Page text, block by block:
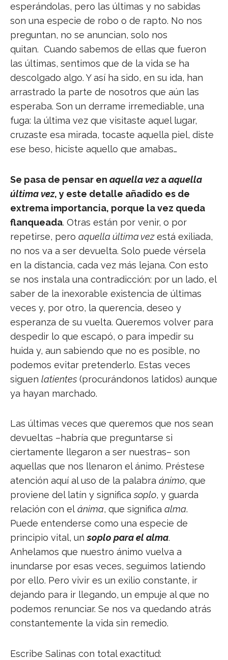
esperándolas, pero las últimas y no sabidas
son una especie de robo o de rapto. No nos
preguntan, no se anuncian, solo nos
quitan. Cuando sabemos de ellas que fueron
las últimas, sentimos que de la vida se ha
descolgado algo. Y así ha sido, en su ida, han
arrastrado la parte de nosotros que aún las
esperaba. Son un derrame irremediable, una
fuga: la última vez que visitaste aquel lugar,
cruzaste esa mirada, tocaste aquella piel, diste
ese beso, hiciste aquello que amabas…
Se pasa de pensar en aquella vezaaquella
última vez, y este detalle añadido es de
extrema importancia, porque lavez queda
flanqueada. Otras están por venir, o por
repetirse, pero aquella última vezestá exiliada,
no nos va a ser devuelta. Solo puede vérsela
en la distancia, cada vez más lejana. Con esto
se nos instala una contradicción: por un lado, el
saber de la inexorable existencia de últimas
veces y, por otro, la querencia, deseo y
esperanza de su vuelta. Queremos volver para
despedir lo que escapó, o para impedir su
huida y, aun sabiendo que no es posible, no
podemos evitar pretenderlo. Estas veces
siguen latientes (procurándonos latidos) aunque
ya hayan marchado.
Las últimas veces que queremos que nos sean
devueltas –habría que preguntarse si
ciertamente llegaron a ser nuestras– son
aquellas que nos llenaron el ánimo. Préstese
atención aquí al uso de la palabra ánimo, que
proviene del latín y significasoplo, y guarda
relación con elánima, que significa alma.
Puede entenderse como una especie de
principio vital, unsoplo para el alma.
Anhelamos que nuestro ánimo vuelva a
inundarse por esas veces, seguimos latiendo
por ello. Pero vivir es un exilio constante, ir
dejando para ir llegando, un empuje al que no
podemos renunciar. Se nos va quedando atrás
constantemente la vida sin remedio.
Escribe Salinas con total exactitud: